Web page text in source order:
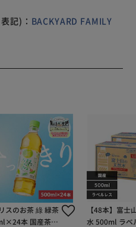
記)： BACKYARD FAMILY
スのお茶 綠 緑茶
本 国産茶葉
【48本】富士
水 500ml ラベ